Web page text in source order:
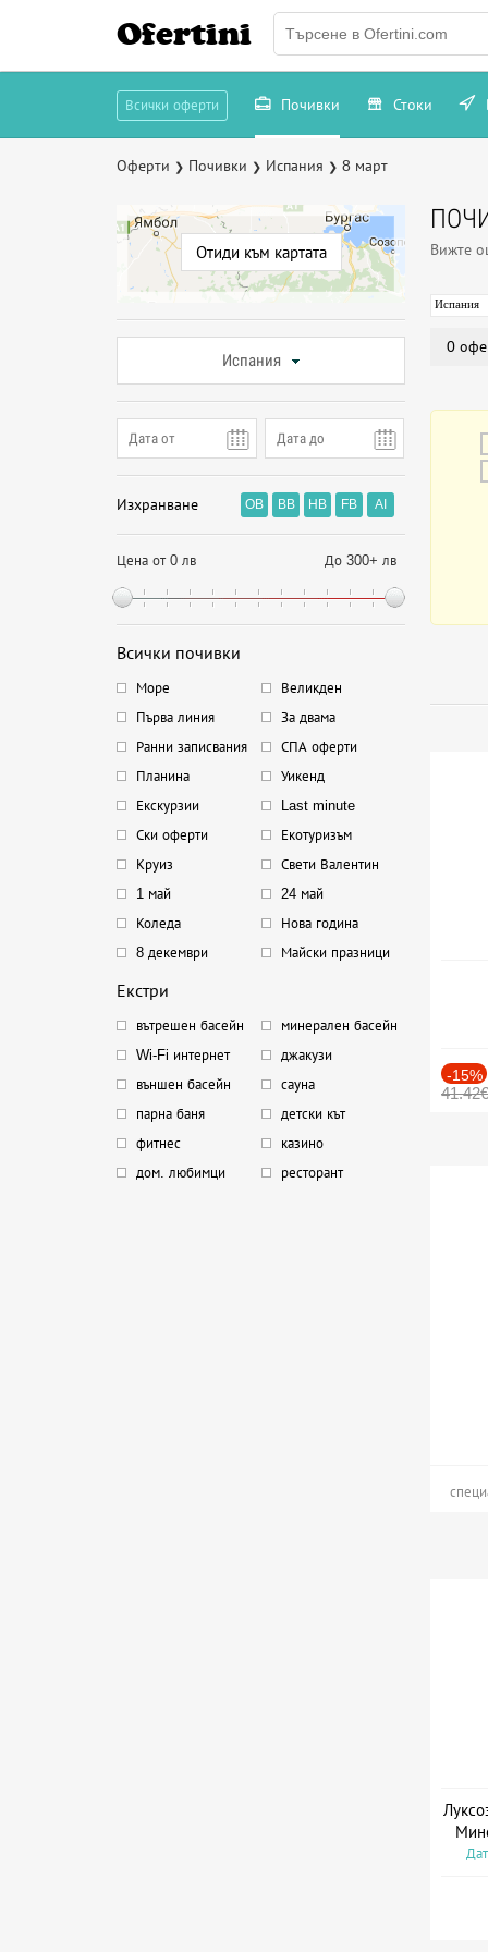
Ofertini
Всички оферти Почивки Стоки
Оферти ❯ Почивки ❯ Испания ❯ 8 март
Отиди към картата
Испания
Изхранване OB BB HB FB AI
Цена от 0 лв До 300+ лв
Всички почивки
Море
Великден
Първа линия
За двама
Ранни записвания
СПА оферти
Планина
Уикенд
Екскурзии
Last minute
Ски оферти
Екотуризъм
Круиз
Свети Валентин
1 май
24 май
Коледа
Нова година
8 декември
Майски празници
Екстри
вътрешен басейн
минерален басейн
Wi-Fi интернет
джакузи
външен басейн
сауна
парна баня
детски кът
фитнес
казино
дом. любимци
ресторант
Вижте
Испания
0
-15%
41.42€